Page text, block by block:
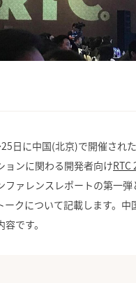
日に中国(北京)で開催され
ョンに関わる開発者向けRTC
ファレンスレポートの第一弾
ークについて記載します。中
です。